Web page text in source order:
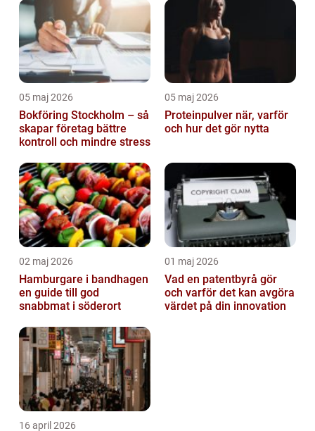
05 maj 2026
Bokföring Stockholm – så
skapar företag bättre
kontroll och mindre stress
05 maj 2026
Proteinpulver när, varför
och hur det gör nytta
02 maj 2026
Hamburgare i bandhagen
en guide till god
snabbmat i söderort
01 maj 2026
Vad en patentbyrå gör
och varför det kan avgöra
värdet på din innovation
16 april 2026